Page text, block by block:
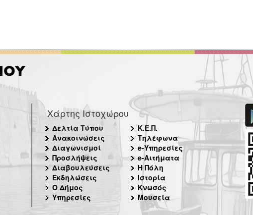
Χάρτης Ιστοχώρου
Δελτία Τύπου
Ανακοινώσεις
Διαγωνισμοί
Προσλήψεις
Διαβουλεύσεις
Εκδηλώσεις
Ο Δήμος
Υπηρεσίες
Κ.Ε.Π.
Τηλέφωνα
e-Υπηρεσίες
e-Αιτήματα
Η Πόλη
Ιστορία
Κνωσός
Μουσεία